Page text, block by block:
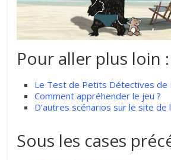
Pour aller plus loin :
Le Test de Petits Détectives de
Comment appréhender le jeu ?
D’autres scénarios sur le site de
Sous les cases